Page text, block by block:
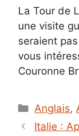
La Tour de
une visite
seraient
vous
Couronne
Anglais,
Italie :